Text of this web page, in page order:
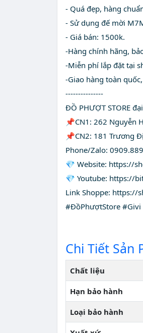
- Quá đẹp, hàng
- Sử dụng đế mời
- Giá bán: 1500k.
⁃Hàng chính hãng,
⁃Miễn phí lắp đặt tại
⁃Giao hàng toàn
---------------
ĐỒ PHƯỢT STORE
📌CN1: 262 Nguyễn
📌CN2: 181 Trương
Phone/Zalo:
💎 Website: https://
💎 Youtube: https://
Link Shoppe: https://
#ĐồPhượtStore #Givi
Chi Tiết Sản
Chất liệu
Hạn bảo hành
Loại bảo hành